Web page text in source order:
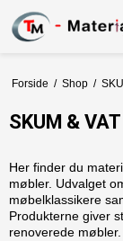
Forside / Shop /
SKUM & VAT
Her finder du
møbler. Udvalget
møbelklassikere
Produkterne giver
renoverede møbler.